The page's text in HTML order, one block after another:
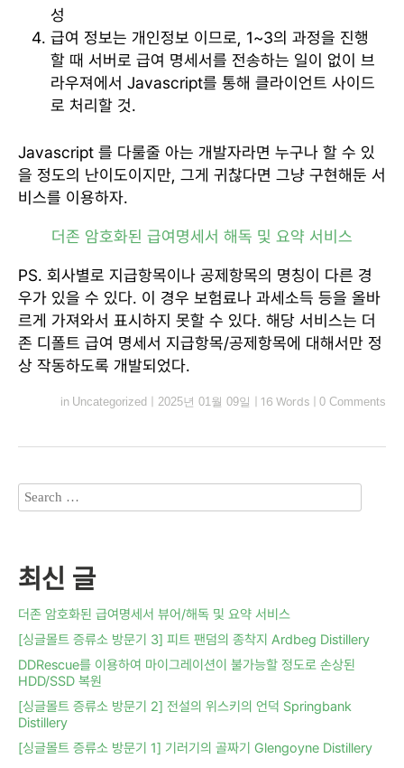
성
급여 정보는 개인정보 이므로, 1~3의 과정을 진행
할 때 서버로 급여 명세서를 전송하는 일이 없이 브
라우져에서 Javascript를 통해 클라이언트 사이드
로 처리할 것.
Javascript 를 다룰줄 아는 개발자라면 누구나 할 수 있
을 정도의 난이도이지만, 그게 귀찮다면 그냥 구현해둔 서
비스를 이용하자.
더존 암호화된 급여명세서 해독 및 요약 서비스
PS. 회사별로 지급항목이나 공제항목의 명칭이 다른 경
우가 있을 수 있다. 이 경우 보험료나 과세소득 등을 올바
르게 가져와서 표시하지 못할 수 있다. 해당 서비스는 더
존 디폴트 급여 명세서 지급항목/공제항목에 대해서만 정
상 작동하도록 개발되었다.
in Uncategorized 2025년 01월 09일 16 Words 0 Comments
최신 글
더존 암호화된 급여명세서 뷰어/해독 및 요약 서비스
[싱글몰트 증류소 방문기 3] 피트 팬덤의 종착지 Ardbeg Distillery
DDRescue를 이용하여 마이그레이션이 불가능할 정도로 손상된
HDD/SSD 복원
[싱글몰트 증류소 방문기 2] 전설의 위스키의 언덕 Springbank
Distillery
[싱글몰트 증류소 방문기 1] 기러기의 골짜기 Glengoyne Distillery